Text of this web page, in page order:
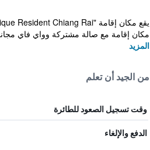
مكان إقامة مع صالة مشتركة وواي فاي
المزيد
من الجيد أن تعلم
وقت تسجيل الصعود للطائرة
الدفع والإلغاء